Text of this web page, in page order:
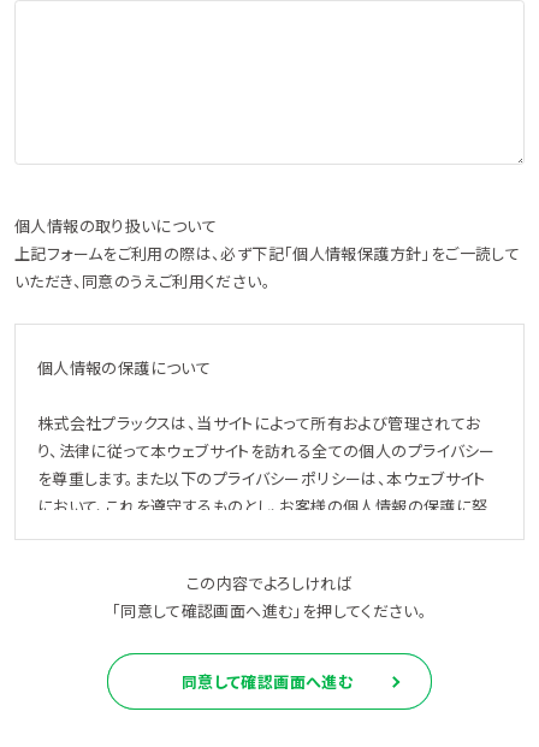
個人情報の取り扱いについて
上記フォームをご利用の際は、必ず下記「個人情報保護方針」をご一読して
いただき、同意のうえご利用ください。
個人情報の保護について
株式会社プラックスは、当サイトによって所有および管理されてお
り、法律に従って本ウェブサイトを訪れる全ての個人のプライバシー
を尊重します。また以下のプライバシーポリシーは、本ウェブサイト
において、これを遵守するものとし、お客様の個人情報の保護に努
めていきます。
の（住所、氏名、電話番号、メールアドレス等）を指します。
この内容でよろしければ
「同意して確認画面へ進む」を押してください。
同意して確認画面へ進む